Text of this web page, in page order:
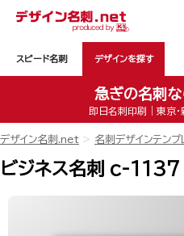
スピード名刺 デザインを探す
急ぎの名刺
即日名刺印刷｜東京
デザイン名刺.net 名刺デザインテンプ
ビジネス名刺 c-1137